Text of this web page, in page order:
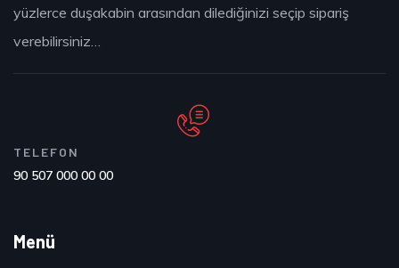
yüzlerce duşakabin arasından dilediğinizi seçip sipariş
verebilirsiniz…
TELEFON
90 507 000 00 00
Menü